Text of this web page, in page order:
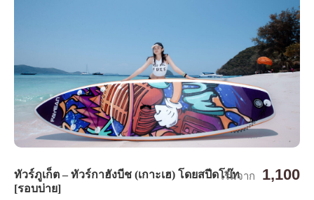
ทัวร์ภูเก็ต – ทัวร์กาฮังบีช (เกาะเฮ) โดยสปีดโบ๊ท
[รอบบ่าย]
เริ่มจาก 1,100